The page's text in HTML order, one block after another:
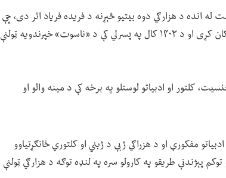
د هزارګي دوه بیتیو څېړنه د فریده فریاد اثر دی، چې
ډاکتر محمد صادق دهقان اوډولۍ، د پښتۍ ډیزاین یې شاهده شایګان کړی او د ۱۴۰۳ کال په پسرلي کې د «ناسوت» خپرندویه ټولنې
جنسیت، کلتور او ادبیاتو لوستلو په برخه کې د مینه والو او
مفکورې او د هزراګي ژبې د ژبني او کلتوري ځانګړتیاوو
پېژندنې طریقو په کارولو سره په لنډه توګه د هزارګي ټولنې